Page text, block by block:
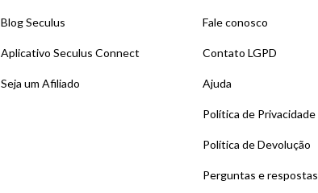
Blog Seculus
Aplicativo Seculus Connect
Seja um Afiliado
Fale conosco
Contato LGPD
Ajuda
Política de Privacidade
Política de Devolução
Perguntas e respostas